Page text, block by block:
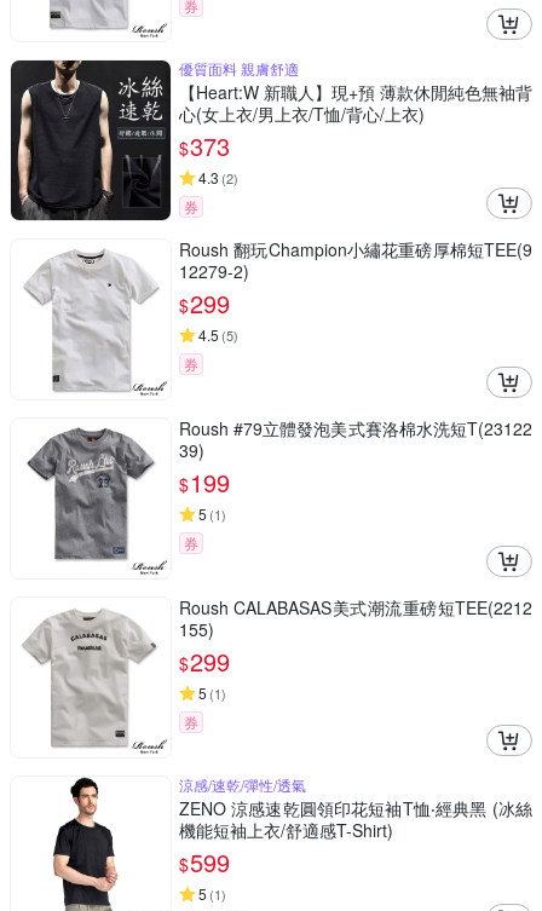
券
優質面料 親膚舒適
【Heart:W 新職人】現+預 薄款休閒純色無袖背
心(女上衣/男上衣/T恤/背心/上衣)
$373
4.3 (2)
券
Roush 翻玩Champion小繡花重磅厚棉短TEE(9
12279-2)
$299
4.5 (5)
券
Roush #79立體發泡美式賽洛棉水洗短T(23122
39)
$199
5 (1)
券
Roush CALABASAS美式潮流重磅短TEE(2212
155)
$299
5 (1)
券
涼感/速乾/彈性/透氣
ZENO 涼感速乾圓領印花短袖T恤‧經典黑 (冰絲
機能短袖上衣/舒適感T-Shirt)
$599
5 (1)